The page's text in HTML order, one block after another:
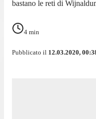
bastano le reti di
4 min
Pubblicato il 12.03.2020,